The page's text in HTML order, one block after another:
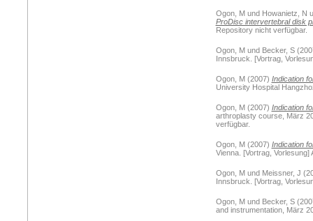
Ogon, Mund Howanietz, N
ProDisc intervertebral disk
Repository nicht verfügbar.
Ogon, Mund Becker, S
Innsbruck. [Vortrag,
Ogon, M(2007) Indication
University Hospital
Ogon, M(2007) Indication
arthroplasty course, März
verfügbar.
Ogon, M(2007) Indication
Vienna. [Vortrag,
Ogon, Mund Meissner, J
Innsbruck. [Vortrag,
Ogon, Mund Becker, S
and instrumentation, März